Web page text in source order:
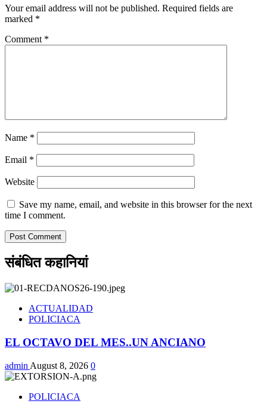
Your email address will not be published. Required fields are
marked *
Comment *
Name *
Email *
Website
Save my name, email, and website in this browser for the next
time I comment.
संबंधित कहानियां
ACTUALIDAD
POLICIACA
EL OCTAVO DEL MES..UN ANCIANO
admin August 8, 2026 0
POLICIACA